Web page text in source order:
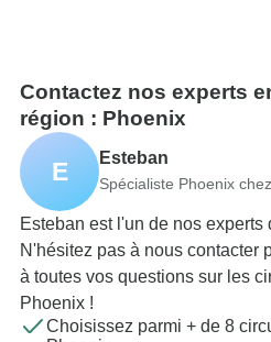
Contactez nos experts
région : Phoenix
E Esteban
Spécialiste Phoenix
Esteban est l'un de nos
N'hésitez pas à nous contacter
à toutes vos questions sur les
Phoenix !
Choisissez parmi + de 8